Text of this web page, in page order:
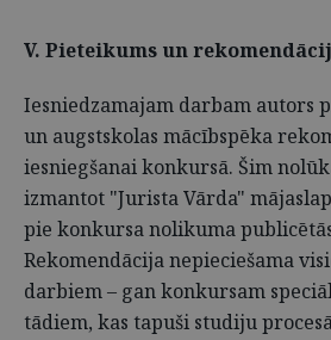
V. Pieteikums un
Iesniedzamajam darbam autors
un augstskolas mācībspēka
iesniegšanai konkursā. Šim
izmantot "Jurista Vārda"
pie konkursa nolikuma
Rekomendācija nepieciešama
darbiem – gan konkursam
tādiem, kas tapuši studiju